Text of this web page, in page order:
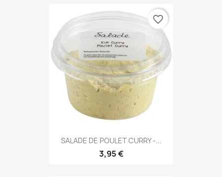
SALADE DE POULET CURRY -...
3,95 €
favorite_border